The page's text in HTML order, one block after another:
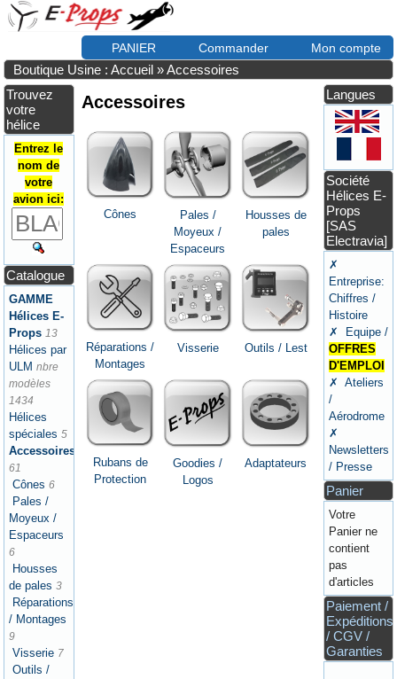
PANIER Commander Mon compte
Boutique Usine : Accueil »Accessoires
Trouvez
votre
hélice
Entrez le
nom de
votre
avion ici:
Catalogue
GAMME
Hélices E-
Props 13
Hélices par
ULM nbre
modèles
1434
Hélices
spéciales 5
Accessoires
61
Cônes 6
Pales /
Moyeux /
Espaceurs
6
Housses
de pales 3
Réparations
/ Montages
9
Visserie 7
Outils /
Accessoires
Cônes
Pales /
Moyeux /
Espaceurs
Housses de
pales
Réparations /
Montages
Visserie Outils / Lest
Rubans de
Protection
Goodies /
Logos
Adaptateurs
Langues
Société
Hélices E-
Props
[SAS
Electravia]
✗
Entreprise:
Chiffres /
Histoire
✗ Equipe /
OFFRES
D'EMPLOI
✗ Ateliers
/
Aérodrome
✗
Newsletters
/ Presse
Panier
Votre
Panier ne
contient
pas
d'articles
Paiement /
Expéditions
/ CGV /
Garanties